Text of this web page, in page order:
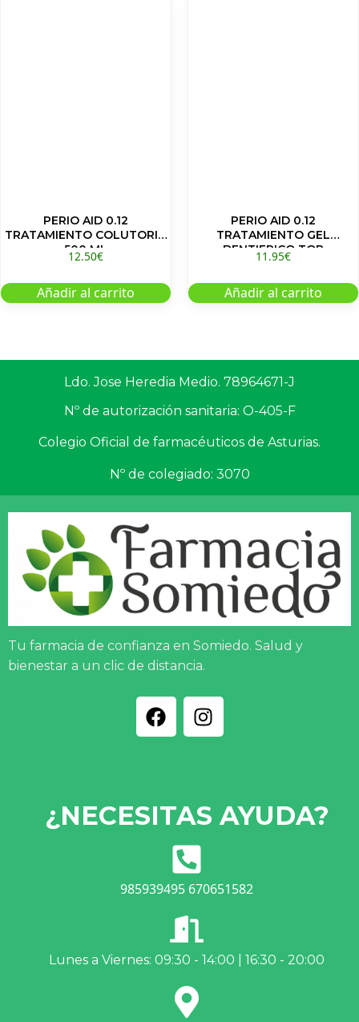
PERIO AID 0.12
TRATAMIENTO COLUTORIO
500 ML
12.50€
Añadir al carrito
PERIO AID 0.12
TRATAMIENTO GEL
DENTIFRICO TOP
11.95€
Añadir al carrito
Ldo. Jose Heredia Medio. 78964671-J
Nº de autorización sanitaria: O-405-F
Colegio Oficial de farmacéuticos de Asturias.
Nº de colegiado: 3070
Tu farmacia de confianza en Somiedo. Salud y
bienestar a un clic de distancia.
¿NECESITAS AYUDA?
985939495 670651582
Lunes a Viernes: 09:30 - 14:00 | 16:30 - 20:00